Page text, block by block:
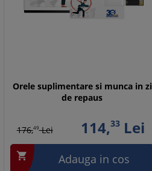
Orele suplimentare si munca in zi
de repaus
176,49Lei 114,33 Lei
 Adauga in cos